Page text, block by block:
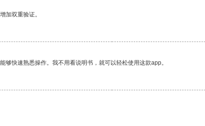
加双重验证。
快速熟悉操作。我不用看说明书，就可以轻松使用这款app。